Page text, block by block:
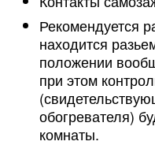
Рекомендуется
находится
положении
при этом
обогревателя)
комнаты.